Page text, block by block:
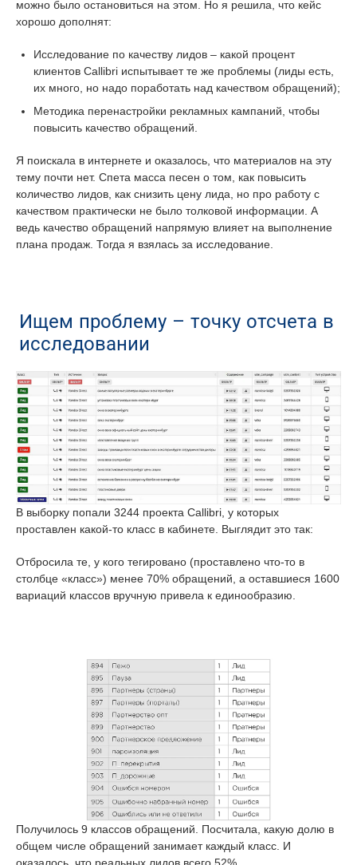
можно было остановиться на этом. Но я решила, что кейс
хорошо дополнят:
Исследование по качеству лидов – какой процент
клиентов Callibri испытывает те же проблемы (лиды есть,
их много, но надо поработать над качеством обращений);
Методика перенастройки рекламных кампаний, чтобы
повысить качество обращений.
Я поискала в интернете и оказалось, что материалов на эту
тему почти нет. Спета масса песен о том, как повысить
количество лидов, как снизить цену лида, но про работу с
качеством практически не было толковой информации. А
ведь качество обращений напрямую влияет на выполнение
плана продаж. Тогда я взялась за исследование.
Ищем проблему – точку отсчета в
исследовании
В выборку попали 3244 проекта Callibri, у которых
проставлен какой-то класс в кабинете. Выглядит это так:
Отбросила те, у кого тегировано (проставлено что-то в
столбце «класс») менее 70% обращений, а оставшиеся 1600
вариаций классов вручную привела к единообразию.
Получилось 9 классов обращений. Посчитала, какую долю в
общем числе обращений занимает каждый класс. И